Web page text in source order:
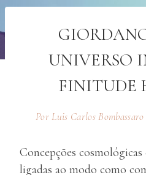
UNIVERSO
FINITUDE
Por Luis Carlos Bombassaro
Concepções
ligadas ao modo como